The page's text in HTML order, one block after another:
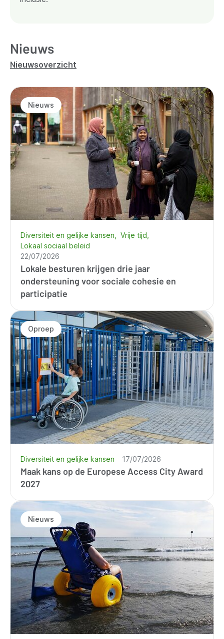
Nieuws
Nieuwsoverzicht
Nieuws
Lokale besturen krijgen drie jaar
ondersteuning voor sociale cohesie en
participatie
Diversiteit en gelijke kansen
Vrije tijd
Lokaal sociaal beleid
22/07/2026
Oproep
Maak kans op de Europese Access City Award
2027
Diversiteit en gelijke kansen 17/07/2026
Nieuws